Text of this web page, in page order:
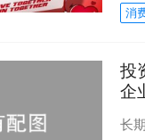
消
投
企
长